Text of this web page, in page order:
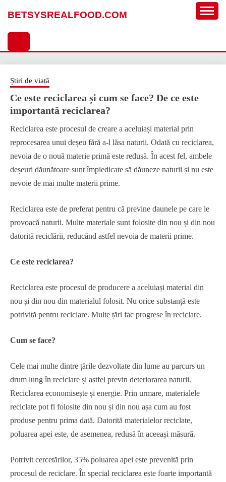
BETSYSREALFOOD.COM
Știri de viață
Ce este reciclarea și cum se face? De ce este
importantă reciclarea?
Reciclarea este procesul de creare a aceluiași material prin
reprocesarea unui deșeu fără a-l lăsa naturii. Odată cu reciclarea,
nevoia de o nouă materie primă este redusă. În acest fel, ambele
deșeuri dăunătoare sunt împiedicate să dăuneze naturii și nu este
nevoie de mai multe materii prime.
Reciclarea este de preferat pentru că previne daunele pe care le
provoacă naturii. Multe materiale sunt folosite din nou și din nou
datorită reciclării, reducând astfel nevoia de materii prime.
Ce este reciclarea?
Reciclarea este procesul de producere a aceluiași material din
nou și din nou din materialul folosit. Nu orice substanță este
potrivită pentru reciclare. Multe țări fac progrese în reciclare.
Cum se face?
Cele mai multe dintre țările dezvoltate din lume au parcurs un
drum lung în reciclare și astfel previn deteriorarea naturii.
Reciclarea economisește și energie. Prin urmare, materialele
reciclate pot fi folosite din nou și din nou așa cum au fost
produse pentru prima dată. Datorită materialelor reciclate,
poluarea apei este, de asemenea, redusă în aceeași măsură.
Potrivit cercetărilor, 35% poluarea apei este prevenită prin
procesul de reciclare. În special reciclarea este foarte importantă